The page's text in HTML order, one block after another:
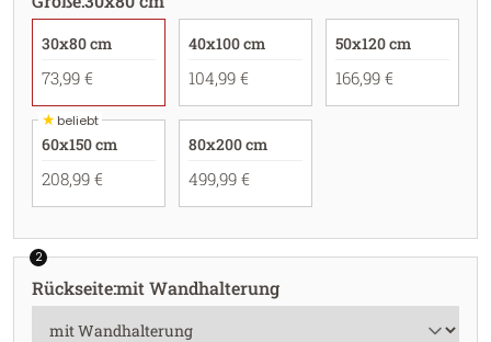
30x80 cm
73,99 €
40x100 cm
104,99 €
50x120 cm
166,99 €
★beliebt
60x150 cm
208,99 €
80x200 cm
499,99 €
2
Rückseite:mit Wandhalterung